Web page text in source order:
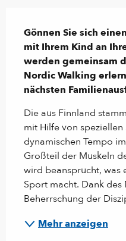
Gönnen Sie sich
mit Ihrem Kind an
werden gemeinsam
Nordic Walking
nächsten
Die aus Finnland
mit Hilfe von
dynamischen Tempo
Großteil der Muskeln
wird beansprucht, was
Sport macht. Dank
Beherrschung der
Mehr anzeigen